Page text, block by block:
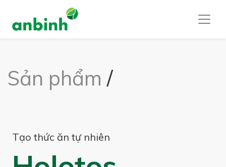
Sản phẩm /
Tạo thức ăn tự nhiên